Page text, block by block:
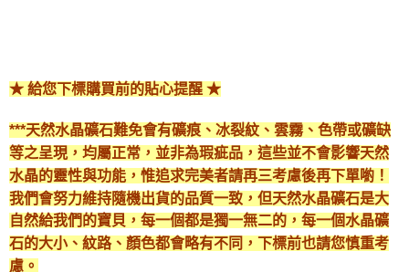
★ 給您下標購買前的貼心提醒 ★
***天然水晶礦石難免會有礦痕、冰裂紋、雲霧、色帶或礦缺
等之呈現，均屬正常，並非為瑕疵品，這些並不會影響天然
水晶的靈性與功能，惟追求完美者請再三考慮後再下單喲！
我們會努力維持隨機出貨的品質一致，但天然水晶礦石是大
自然給我們的寶貝，每一個都是獨一無二的，每一個水晶礦
石的大小、紋路、顏色都會略有不同，下標前也請您慎重考
慮。